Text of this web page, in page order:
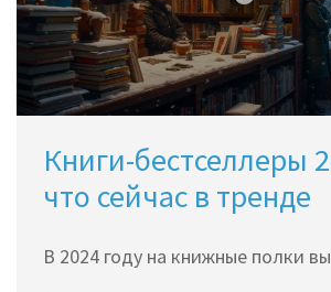
Книги-бестселлеры
что сейчас в тренде
В 2024 году на книжные полки